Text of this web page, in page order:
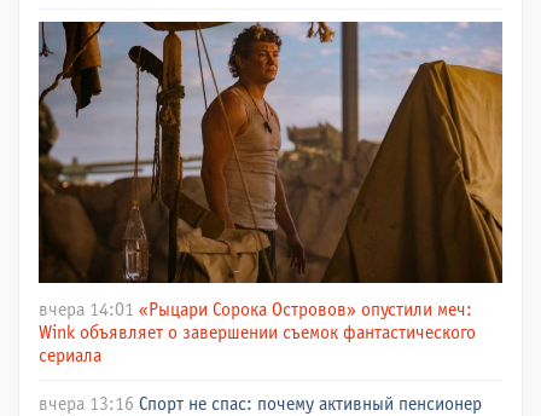
вчера 14:01 «Рыцари Сорока Островов» опустили меч:
Wink объявляет о завершении съемок фантастического
сериала
вчера 13:16 Спорт не спас: почему активный пенсионер